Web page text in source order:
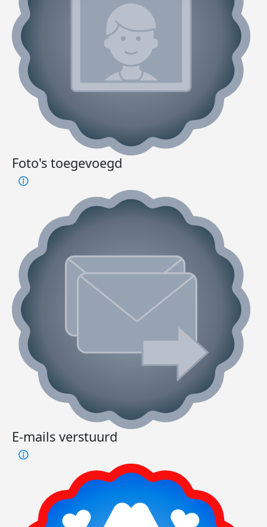
Foto's toegevoegd
E-mails verstuurd